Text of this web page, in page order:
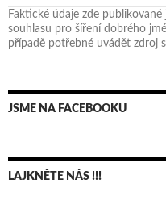
Faktické údaje zde
souhlasu pro šíření dobrého
případě potřebné uvádět zdroj
JSME NA FACEBOOKU
LAJKNĚTE NÁS !!!